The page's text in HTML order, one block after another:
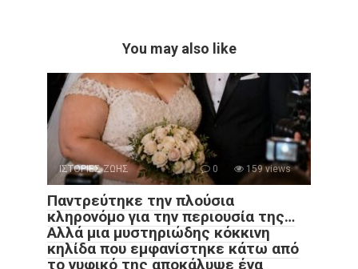
You may also like
ΙΣΤΟΡΙΕΣ ΖΩΗΣ 0 159 views
Παντρεύτηκε την πλούσια
κληρονόμο για την περιουσία της…
Αλλά μια μυστηριώδης κόκκινη
κηλίδα που εμφανίστηκε κάτω από
το νυφικό της αποκάλυψε ένα